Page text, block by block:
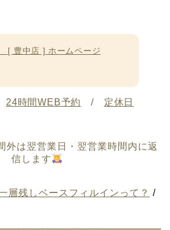
[ 豊中店 ] ホームページ
24時間WEB予約 / 定休日
外は翌営業日・翌営業時間内に返
信します
層残しベースフィルインって？ /